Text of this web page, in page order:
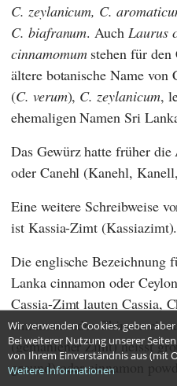
C. zeylanicum, C.
C. biafranum. Auch Laurus
cinnamomumstehen für den
ältere botanische Name
(C. verum), C. zeylanicum,
ehemaligen Namen Sri
Das Gewürz hatte früher
oder Canehl (Kanehl,
Eine weitere Schreibweise
ist Kassia-Zimt (Kassiazimt).
Die englische Bezeichnung
Lanka cinnamon oder
Cassia-Zimt lauten Cassia,
cinnamon oder Chinese
(gemahlener Zimt) heisst
ground) oder cinnamon
Wir verwenden Cookies, geben
Bei weiterer Nutzung unserer
von Ihrem Einverständnis aus (mit
Weitere Informationen